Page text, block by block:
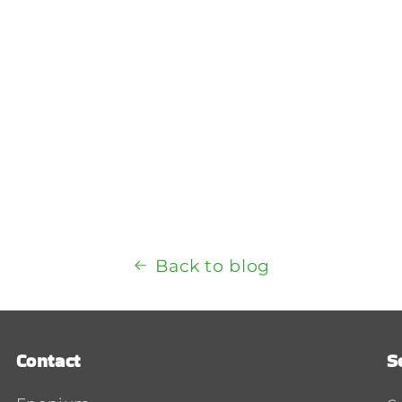
Back to blog
Contact